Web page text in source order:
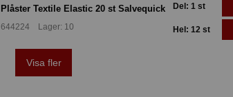
Plåster Textile Elastic 20 st Salvequick
644224 Lager: 10
Del: 1 st
Hel: 12 st
Visa fler